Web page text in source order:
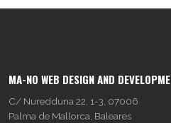
MA-NO WEB DESIGN AND
C/ Nuredduna 22, 1-3, 07006
Palma de Mallorca, Baleares